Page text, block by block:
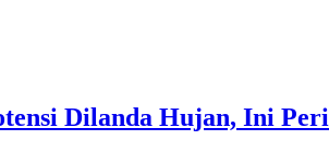
Dilanda Hujan, Ini